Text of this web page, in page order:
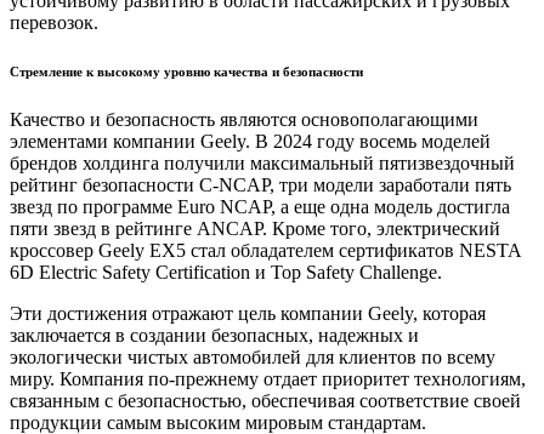
перевозок.
Стремление к высокому уровню качества и безопасности
Качество и безопасность являются основополагающими
элементами компании Geely. В 2024 году восемь моделей
брендов холдинга получили максимальный пятизвездочный
рейтинг безопасности C-NCAP, три модели заработали пять
звезд по программе Euro NCAP, а еще одна модель достигла
пяти звезд в рейтинге ANCAP. Кроме того, электрический
кроссовер Geely EX5 стал обладателем сертификатов NESTA
6D Electric Safety Certification и Top Safety Challenge.
Эти достижения отражают цель компании Geely, которая
заключается в создании безопасных, надежных и
экологически чистых автомобилей для клиентов по всему
миру. Компания по-прежнему отдает приоритет технологиям,
связанным с безопасностью, обеспечивая соответствие своей
продукции самым высоким мировым стандартам.